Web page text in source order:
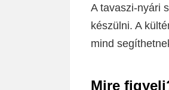
A tavaszi-nyári
készülni. A
mind
Mire